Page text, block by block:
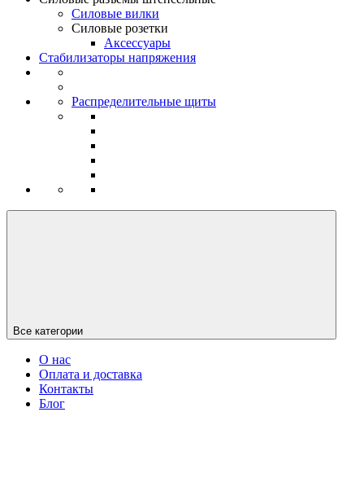
Силовые вилки
Силовые розетки
Аксессуары
Стабилизаторы напряжения
Распределительные щиты
Все категории
О нас
Оплата и доставка
Контакты
Блог